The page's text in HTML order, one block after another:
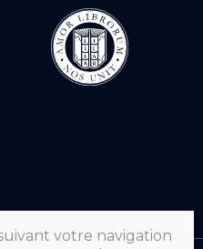
votre navigation